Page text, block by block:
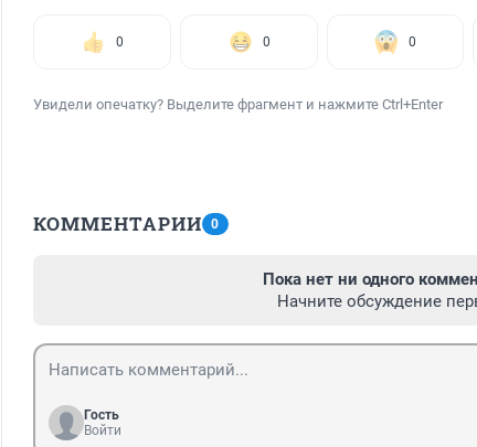
0 0 0
Увидели опечатку? Выделите фрагмент и нажмите Ctrl+Enter
КОММЕНТАРИИ 0
Пока нет ни одного
Начните обсуждение
Гость
Войти